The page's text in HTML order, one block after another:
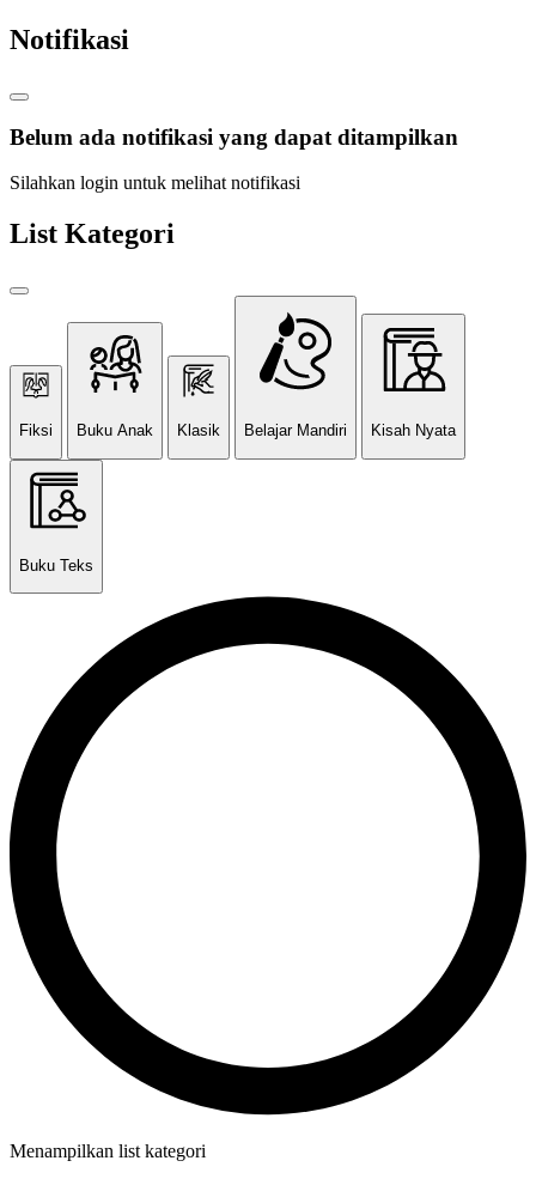
Notifikasi
Belum ada notifikasi yang dapat ditampilkan
Silahkan login untuk melihat notifikasi
List Kategori
Fiksi Buku Anak Klasik Belajar Mandiri Kisah Nyata
Buku Teks
Menampilkan list kategori